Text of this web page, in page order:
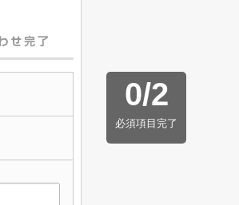
0/2
必須項目完了